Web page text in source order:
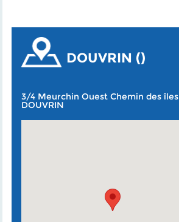
DOUVRIN ()
3/4 Meurchin Ouest Chemin des îles
DOUVRIN